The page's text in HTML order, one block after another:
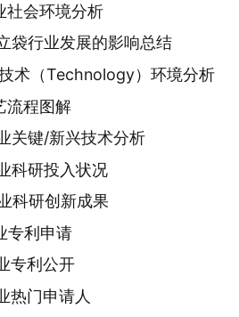
社会环境分析
袋行业发展的影响总结
术（Technology）环境分析
流程图解
关键/新兴技术分析
科研投入状况
科研创新成果
专利申请
专利公开
热门申请人